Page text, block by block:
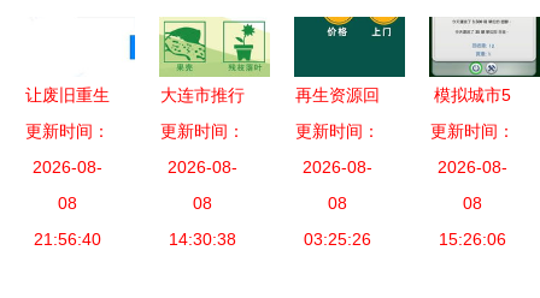
者的坚实贡
献 | 北京中
税科技专家
让废旧重生
回收资源的
价值与未来
更新时间：
2026-08-
08
21:56:40
大连市推行
公共机构及
公共场所生
活垃圾强制
分类，助力
更新时间：
2026-08-
08
14:30:38
再生资源回
收 让废弃
资源重获新
生
更新时间：
2026-08-
08
03:25:26
模拟城市5
资源回收中
心BUG解决
方法与回收
资源优化指
更新时间：
2026-08-
08
15:26:06